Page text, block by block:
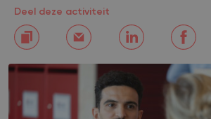
Deel deze activiteit